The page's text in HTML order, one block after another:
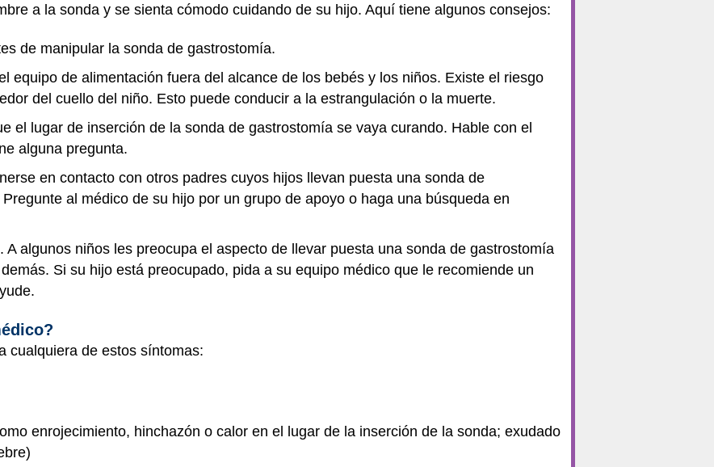
a la sonda y se sienta cómodo cuidando de su hijo. Aquí tiene algunos consejos:
de manipular la sonda de gastrostomía.
equipo de alimentación fuera del alcance de los bebés y los niños. Existe el riesgo
del cuello del niño. Esto puede conducir a la estrangulación o la muerte.
el lugar de inserción de la sonda de gastrostomía se vaya curando. Hable con el
alguna pregunta.
en contacto con otros padres cuyos hijos llevan puesta una sonda de
al médico de su hijo por un grupo de apoyo o haga una búsqueda en
A algunos niños les preocupa el aspecto de llevar puesta una sonda de gastrostomía
Si su hijo está preocupado, pida a su equipo médico que le recomiende un
cualquiera de estos síntomas:
enrojecimiento, hinchazón o calor en el lugar de la inserción de la sonda; exudado